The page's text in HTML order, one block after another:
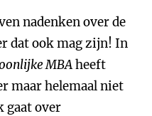
nadenken over de
dat ook mag zijn! In
MBAheeft
maar helemaal niet
gaat over